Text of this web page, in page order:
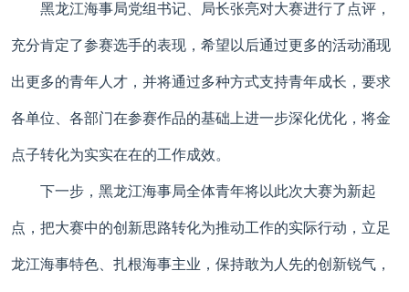
黑龙江海事局党组书记、局长张亮对大赛进行了点评，
充分肯定了参赛选手的表现，希望以后通过更多的活动涌现
出更多的青年人才，并将通过多种方式支持青年成长，要求
各单位、各部门在参赛作品的基础上进一步深化优化，将金
点子转化为实实在在的工作成效。
下一步，黑龙江海事局全体青年将以此次大赛为新起
点，把大赛中的创新思路转化为推动工作的实际行动，立足
龙江海事特色、扎根海事主业，保持敢为人先的创新锐气，